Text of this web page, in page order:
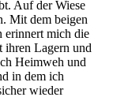
Auf der Wiese
Mit dem beigen
erinnert mich die
ihren Lagern und
Heimweh und
in dem ich
wieder